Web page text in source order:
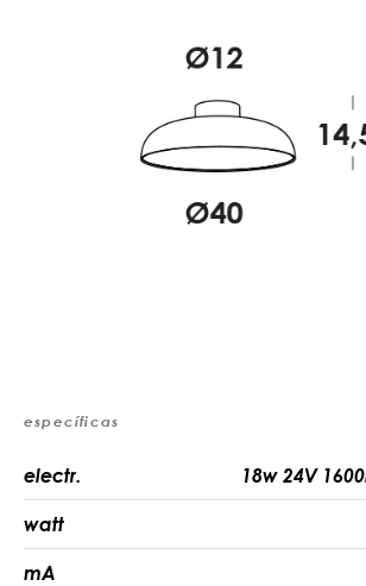
específicas
electr. 18w 24V
watt
mA